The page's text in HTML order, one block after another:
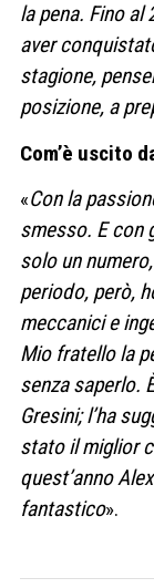
la pena. Fino al
aver
stagione,
posizione, a
Com’è uscito
«Con la
smesso. E con
solo un
periodo, però,
meccanici e
Mio fratello la
senza saperlo.
Gresini; l’ha
stato il miglior
quest’anno
fantastico».